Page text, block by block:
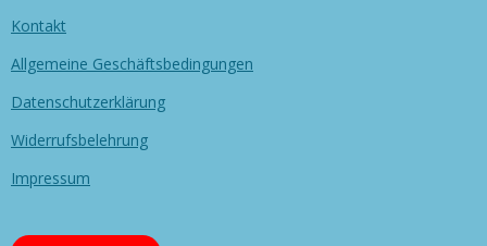
Kontakt
Allgemeine Geschäftsbedingungen
Datenschutzerklärung
Widerrufsbelehrung
Impressum